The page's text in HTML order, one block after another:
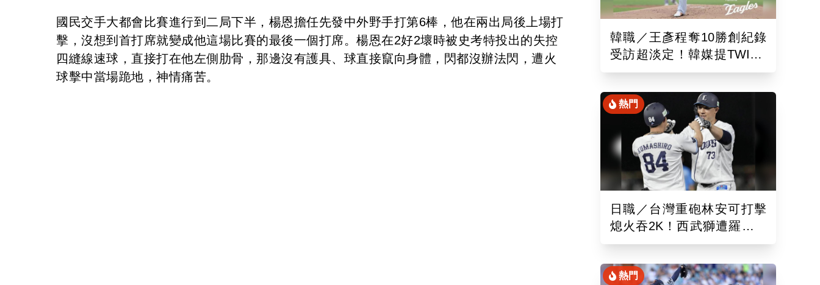
國民交手大都會比賽進行到二局下半，楊恩擔任先發中外野手打第6棒，他在兩出局後上場打
擊，沒想到首打席就變成他這場比賽的最後一個打席。楊恩在2好2壞時被史考特投出的失控
四縫線速球，直接打在他左側肋骨，那邊沒有護具、球直接竄向身體，閃都沒辦法閃，遭火
球擊中當場跪地，神情痛苦。
韓職／王彥程奪10勝創紀錄
受訪超淡定！韓媒提TWICE
娜璉笑開懷網友全笑翻
熱門
日職／台灣重砲林安可打擊
熄火吞2K！西武獅遭羅德逆
轉3：5吞敗仗
熱門